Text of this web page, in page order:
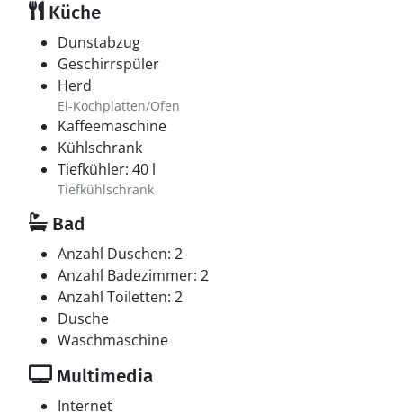
Küche
Dunstabzug
Geschirrspüler
Herd
El-Kochplatten/Ofen
Kaffeemaschine
Kühlschrank
Tiefkühler: 40 l
Tiefkühlschrank
Bad
Anzahl Duschen: 2
Anzahl Badezimmer: 2
Anzahl Toiletten: 2
Dusche
Waschmaschine
Multimedia
Internet